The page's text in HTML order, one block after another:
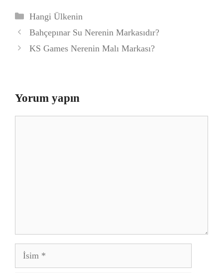
Kategoriler
Hangi Ülkenin
Bahçepınar Su Nerenin Markasıdır?
KS Games Nerenin Malı Markası?
Yorum yapın
İsim